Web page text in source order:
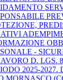
-
D. LGS.
2025-2027.
MORNASCO